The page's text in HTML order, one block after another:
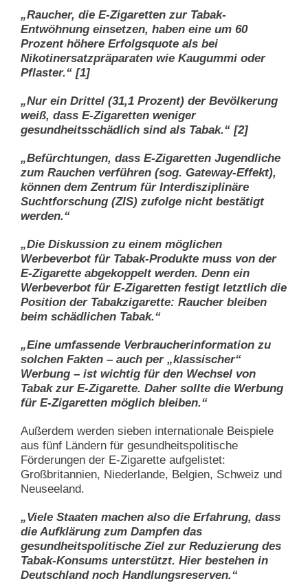
„Raucher, die E-Zigaretten zur Tabak-
Entwöhnung einsetzen, haben eine um 60
Prozent höhere Erfolgsquote als bei
Nikotinersatzpräparaten wie Kaugummi oder
Pflaster.“ [1]
„Nur ein Drittel (31,1 Prozent) der Bevölkerung
weiß, dass E-Zigaretten weniger
gesundheitsschädlich sind als Tabak.“ [2]
„Befürchtungen, dass E-Zigaretten Jugendliche
zum Rauchen verführen (sog. Gateway-Effekt),
können dem Zentrum für Interdisziplinäre
Suchtforschung (ZIS) zufolge nicht bestätigt
werden.“
„Die Diskussion zu einem möglichen
Werbeverbot für Tabak-Produkte muss von der
E-Zigarette abgekoppelt werden. Denn ein
Werbeverbot für E-Zigaretten festigt letztlich die
Position der Tabakzigarette: Raucher bleiben
beim schädlichen Tabak.“
„Eine umfassende Verbraucherinformation zu
solchen Fakten – auch per „klassischer“
Werbung – ist wichtig für den Wechsel von
Tabak zur E-Zigarette. Daher sollte die Werbung
für E-Zigaretten möglich bleiben.“
Außerdem werden sieben internationale Beispiele
aus fünf Ländern für gesundheitspolitische
Förderungen der E-Zigarette aufgelistet:
Großbritannien, Niederlande, Belgien, Schweiz und
Neuseeland.
„Viele Staaten machen also die Erfahrung, dass
die Aufklärung zum Dampfen das
gesundheitspolitische Ziel zur Reduzierung des
Tabak-Konsums unterstützt. Hier bestehen in
Deutschland noch Handlungsreserven.“